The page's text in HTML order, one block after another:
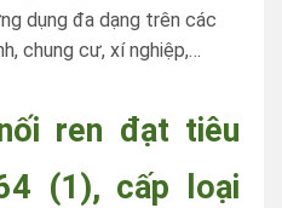
dụng đa dạng trên các
chung cư, xí nghiệp,…
ren đạt tiêu
(1), cấp loại